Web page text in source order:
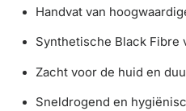
Handvat van
Synthetische Black Fibre
Zacht voor de huid en
Sneldrogend en